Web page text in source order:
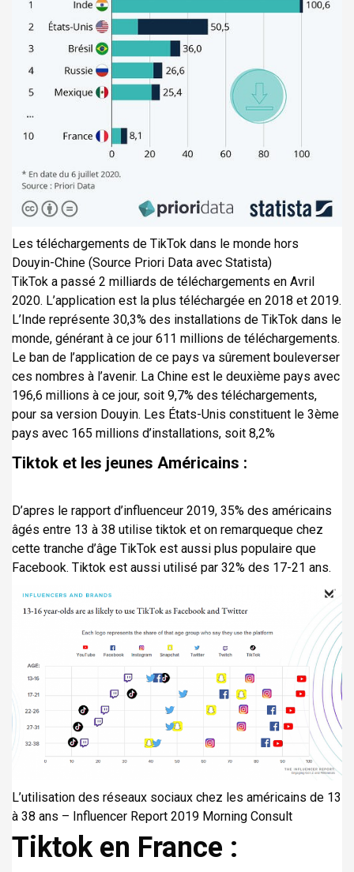
Les téléchargements de TikTok dans le monde hors
Douyin-Chine (Source Priori Data avec Statista)
TikTok a passé 2 milliards de téléchargements en Avril
2020. L’application est la plus téléchargée en 2018 et 2019.
L’Inde représente 30,3% des installations de TikTok dans le
monde, générant à ce jour 611 millions de téléchargements.
Le ban de l’application de ce pays va sûrement bouleverser
ces nombres à l’avenir. La Chine est le deuxième pays avec
196,6 millions à ce jour, soit 9,7% des téléchargements,
pour sa version Douyin. Les États-Unis constituent le 3ème
pays avec 165 millions d’installations, soit 8,2%
Tiktok et les jeunes Américains :
D’apres le rapport d’influenceur 2019, 35% des américains
âgés entre 13 à 38 utilise tiktok et on remarqueque chez
cette tranche d’âge TikTok est aussi plus populaire que
Facebook. Tiktok est aussi utilisé par 32% des 17-21 ans.
L’utilisation des réseaux sociaux chez les américains de 13
à 38 ans – Influencer Report 2019 Morning Consult
Tiktok en France :